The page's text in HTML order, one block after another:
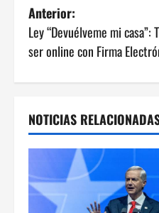
N
a
v
e
g
a
c
Anterior:
Ley “Devuélveme mi
ser online con Firma
NOTICIAS